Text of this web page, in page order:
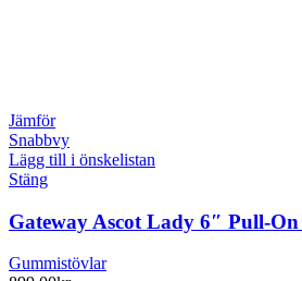
Jämför
Snabbvy
Lägg till i önskelistan
Stäng
Gateway Ascot Lady 6″ Pull-
Gummistövlar